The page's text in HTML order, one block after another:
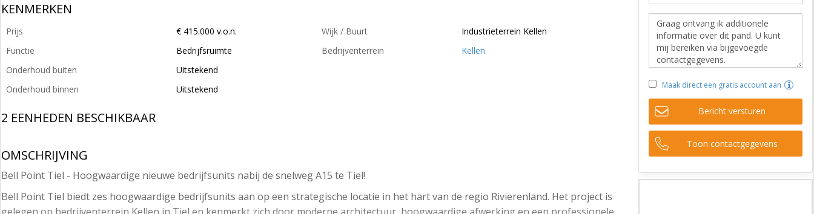
KENMERKEN
Prijs
€ 415.000 v.o.n.
Functie
Bedrijfsruimte
Onderhoud buiten
Uitstekend
Onderhoud binnen
Uitstekend
Wijk / Buurt
Industrieterrein Kellen
Bedrijventerrein
Kellen
2 EENHEDEN BESCHIKBAAR
OMSCHRIJVING
Bell Point Tiel - Hoogwaardige nieuwe bedrijfsunits nabij de snelweg A15 te Tiel!
Bell Point Tiel biedt zes hoogwaardige bedrijfsunits aan op een strategische locatie in het hart van de regio Rivierenland. Het project is
Maak direct een gratis account aan
Bericht versturen
Toon contactgegevens